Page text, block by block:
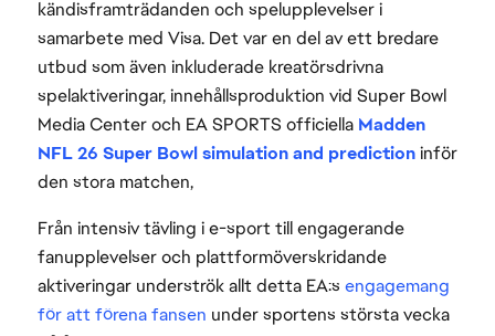
kändisframträdanden och spelupplevelser i
samarbete med Visa. Det var en del av ett bredare
utbud som även inkluderade kreatörsdrivna
spelaktiveringar, innehållsproduktion vid Super Bowl
Media Center och EA SPORTS officiella Madden
NFL 26 Super Bowl simulation and predictioninför
den stora matchen,
Från intensiv tävling i e-sport till engagerande
fanupplevelser och plattformöverskridande
aktiveringar underströk allt detta EA:s engagemang
för att förena fansen under sportens största vecka